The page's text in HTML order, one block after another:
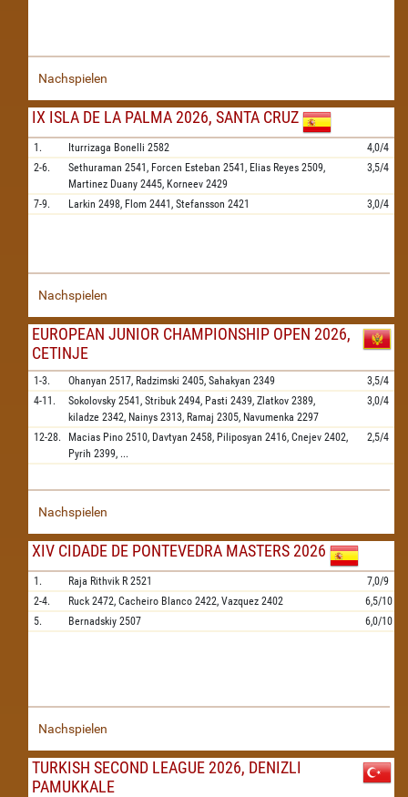
Nachspielen
IX ISLA DE LA PALMA 2026, SANTA CRUZ
1. Iturrizaga Bonelli 2582
4,0/4
2-6.
Sethuraman 2541, Forcen Esteban 2541, Elias Reyes 2509,
Martinez Duany 2445, Korneev 2429
3,5/4
7-9. Larkin 2498, Flom 2441, Stefansson 2421 3,0/4
Nachspielen
EUROPEAN JUNIOR CHAMPIONSHIP OPEN 2026,
CETINJE
1-3. Ohanyan 2517, Radzimski 2405, Sahakyan 2349
3,5/4
4-11.
Sokolovsky 2541, Stribuk 2494, Pasti 2439, Zlatkov 2389,
kiladze 2342, Nainys 2313, Ramaj 2305, Navumenka 2297
3,0/4
12-28. Macias Pino 2510, Davtyan 2458, Piliposyan 2416, Cnejev 2402,
Pyrih 2399, ...
2,5/4
Nachspielen
XIV CIDADE DE PONTEVEDRA MASTERS 2026
1. Raja Rithvik R 2521
7,0/9
2-4.
Ruck 2472, Cacheiro Blanco 2422, Vazquez 2402
6,5/10
5.
Bernadskiy 2507 6,0/10
Nachspielen
TURKISH SECOND LEAGUE 2026, DENIZLI
PAMUKKALE